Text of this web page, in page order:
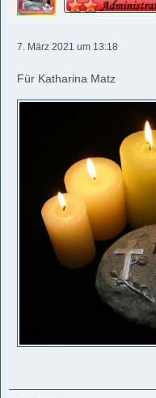
7. März 2021 um 13:18
Für Katharina Matz